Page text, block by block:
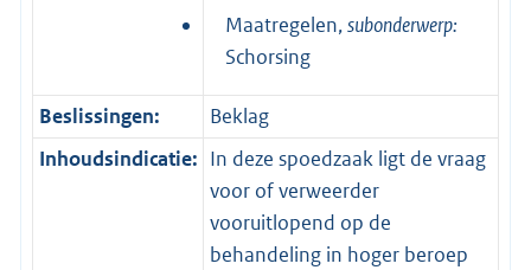
Maatregelen,subonderwerp:
Schorsing
Beslissingen:
Beklag
Inhoudsindicatie: In deze spoedzaak ligt de vraag
voor of verweerder
vooruitlopend op de
behandeling in hoger beroep